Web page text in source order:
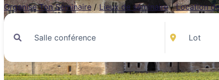
Organise Ton Séminaire / Lieux de séminaire / Location